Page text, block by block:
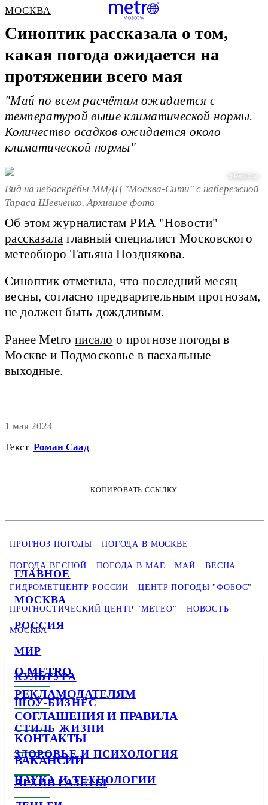
ГЛАВНОЕ
МОСКВА
РОССИЯ
МИР
КУЛЬТУРА
ШОУ-БИЗНЕС
СТИЛЬ ЖИЗНИ
ЗДОРОВЬЕ И ПСИХОЛОГИЯ
НАУКА И ТЕХНОЛОГИИ
МОСКВА
Синоптик рассказала о том,
какая погода ожидается на
протяжении всего мая
"Май по всем расчётам ожидается с
температурой выше климатической нормы.
Количество осадков ожидается около
климатической нормы"
@ Роман Саад
Вид на небоскрёбы ММДЦ "Москва-Сити" с набережной
Тараса Шевченко. Архивное фото
Об этом журналистам РИА "Новости"
рассказала главный специалист Московского
метеобюро Татьяна Позднякова.
Синоптик отметила, что последний месяц
весны, согласно предварительным прогнозам,
не должен быть дождливым.
Ранее Metro писало о прогнозе погоды в
Москве и Подмосковье в пасхальные
выходные.
1 мая 2024
Текст Роман Саад
КОПИРОВАТЬ ССЫЛКУ
ПРОГНОЗ ПОГОДЫ ПОГОДА В МОСКВЕ
ПОГОДА ВЕСНОЙ ПОГОДА В МАЕ МАЙ ВЕСНА
ГИДРОМЕТЦЕНТР РОССИИ ЦЕНТР ПОГОДЫ "ФОБОС"
ПРОГНОСТИЧЕСКИЙ ЦЕНТР "МЕТЕО" НОВОСТЬ
МОСКВА
О METRO
РЕКЛАМОДАТЕЛЯМ
СОГЛАШЕНИЯ И ПРАВИЛА
КОНТАКТЫ
ВАКАНСИИ
АРХИВ ГАЗЕТЫ